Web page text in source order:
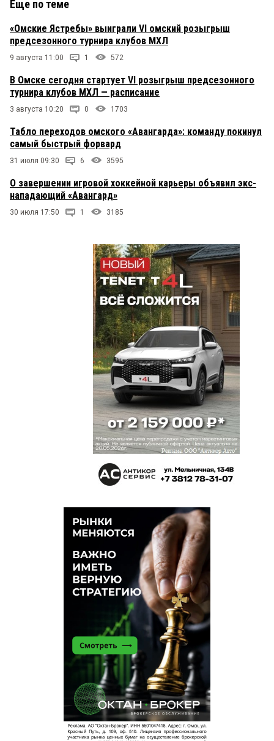
Еще по теме
«Омские Ястребы» выиграли VI омский розыгрыш
предсезонного турнира клубов МХЛ
9 августа 11:00 1 572
В Омске сегодня стартует VI розыгрыш предсезонного
турнира клубов МХЛ — расписание
3 августа 10:20 0 1703
Табло переходов омского «Авангарда»: команду покинул
самый быстрый форвард
31 июля 09:30 6 3595
О завершении игровой хоккейной карьеры объявил экс-
нападающий «Авангард»
30 июля 17:50 1 3185